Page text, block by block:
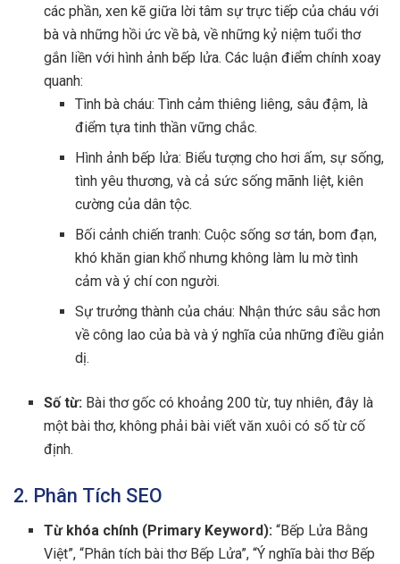
các phần, xen kẽ giữa lời tâm sự trực tiếp của cháu với
bà và những hồi ức về bà, về những kỷ niệm tuổi thơ
gắn liền với hình ảnh bếp lửa. Các luận điểm chính xoay
quanh:
Tình bà cháu: Tình cảm thiêng liêng, sâu đậm, là
điểm tựa tinh thần vững chắc.
Hình ảnh bếp lửa: Biểu tượng cho hơi ấm, sự sống,
tình yêu thương, và cả sức sống mãnh liệt, kiên
cường của dân tộc.
Bối cảnh chiến tranh: Cuộc sống sơ tán, bom đạn,
khó khăn gian khổ nhưng không làm lu mờ tình
cảm và ý chí con người.
Sự trưởng thành của cháu: Nhận thức sâu sắc hơn
về công lao của bà và ý nghĩa của những điều giản
dị.
Số từ: Bài thơ gốc có khoảng 200 từ, tuy nhiên, đây là
một bài thơ, không phải bài viết văn xuôi có số từ cố
định.
2. Phân Tích SEO
Từ khóa chính (Primary Keyword): “Bếp Lửa Bằng
Việt”, “Phân tích bài thơ Bếp Lửa”, “Ý nghĩa bài thơ Bếp